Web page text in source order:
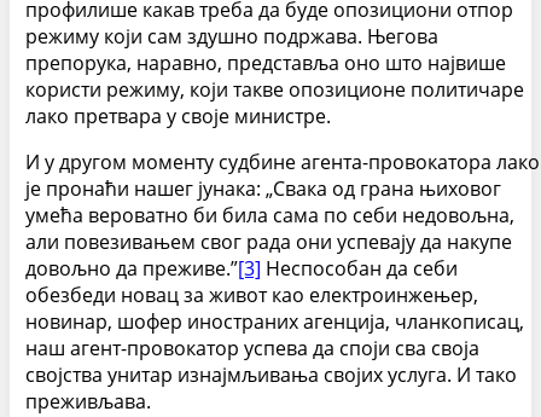
профилише какав треба да буде опозициони отпор
режиму који сам здушно подржава. Његова
препорука, наравно, представља оно што највише
користи режиму, који такве опозиционе политичаре
лако претвара у своје министре.
И у другом моменту судбине агента-провокатора лако
је пронаћи нашег јунака: „Свака од грана њиховог
умећа вероватно би била сама по себи недовољна,
али повезивањем свог рада они успевају да накупе
довољно да преживе.”[3] Неспособан да себи
обезбеди новац за живот као електроинжењер,
новинар, шофер иностраних агенција, чланкописац,
наш агент-провокатор успева да споји сва своја
својства унитар изнајмљивања својих услуга. И тако
преживљава.